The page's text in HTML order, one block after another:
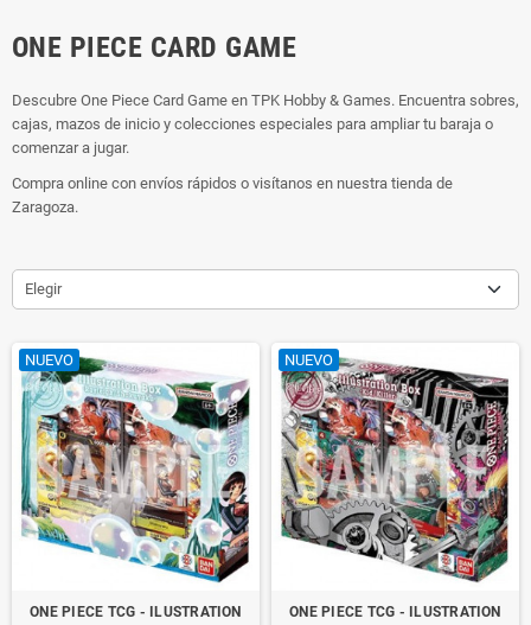
ONE PIECE CARD GAME
Descubre One Piece Card Game en TPK Hobby & Games. Encuentra sobres,
cajas, mazos de inicio y colecciones especiales para ampliar tu baraja o
comenzar a jugar.
Compra online con envíos rápidos o visítanos en nuestra tienda de
Zaragoza.
Elegir
NUEVO
ONE PIECE TCG - ILUSTRATION
NUEVO
ONE PIECE TCG - ILUSTRATION